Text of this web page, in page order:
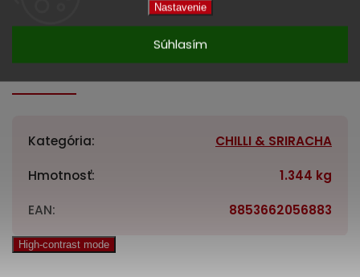
Nastavenie
Súhlasím
Thajsko
Dodatočné parametre
Kategória: CHILLI & SRIRACHA
Hmotnosť: 1.344 kg
EAN: 8853662056883
High-contrast mode